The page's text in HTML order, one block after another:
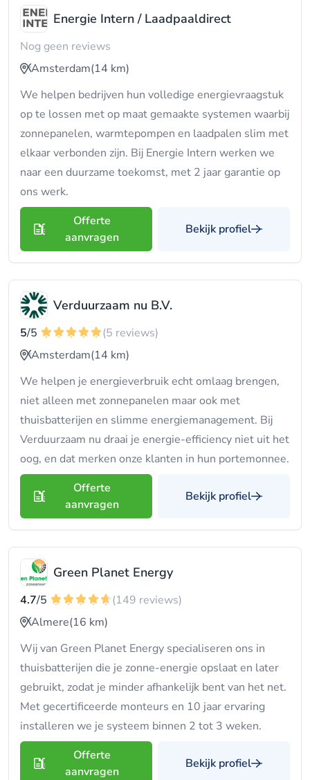
Energie Intern / Laadpaaldirect
Nog geen reviews
Amsterdam(14 km)
We helpen bedrijven hun volledige energievraagstuk
op te lossen met op maat gemaakte systemen waarbij
zonnepanelen, warmtepompen en laadpalen slim met
elkaar verbonden zijn. Bij Energie Intern werken we
naar een duurzame toekomst, met 2 jaar garantie op
ons werk.
Offerte
aanvragen
Bekijk profiel
Verduurzaam nu B.V.
5/5
(5 reviews)
Amsterdam(14 km)
We helpen je energieverbruik echt omlaag brengen,
niet alleen met zonnepanelen maar ook met
thuisbatterijen en slimme energiemanagement. Bij
Verduurzaam nu draai je energie-efficiency niet uit het
oog, en dat merken onze klanten in hun portemonnee.
Offerte
aanvragen
Bekijk profiel
Green Planet Energy
4.7/5
(149 reviews)
Almere(16 km)
Wij van Green Planet Energy specialiseren ons in
thuisbatterijen die je zonne-energie opslaat en later
gebruikt, zodat je minder afhankelijk bent van het net.
Met gecertificeerde monteurs en 10 jaar ervaring
installeren we je systeem binnen 2 tot 3 weken.
Offerte
aanvragen
Bekijk profiel